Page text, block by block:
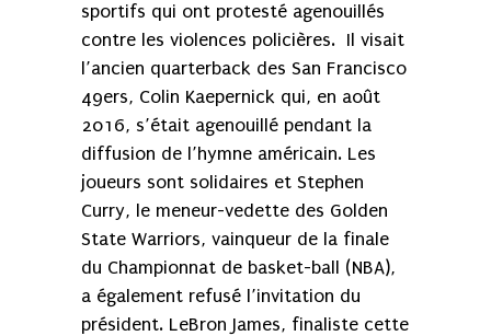
sportifs qui ont protesté agenouillés
contre les violences policières. Il visait
l’ancien quarterback des San Francisco
49ers, Colin Kaepernick qui, en août
2016, s’était agenouillé pendant la
diffusion de l’hymne américain. Les
joueurs sont solidaires et Stephen
Curry, le meneur-vedette des Golden
State Warriors, vainqueur de la finale
du Championnat de basket-ball (NBA),
a également refusé l’invitation du
président. LeBron James, finaliste cette